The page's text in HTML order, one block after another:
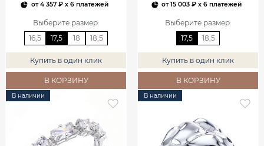
от4 357 ₽x 6 платежей
Выберите размер:
16,5
17,5 18 18,5
Купить в один клик
В КОРЗИНУ
от15 003 ₽ x 6 платежей
Выберите размер:
17,5
18,5
Купить в один клик
В КОРЗИНУ
В наличии В наличии